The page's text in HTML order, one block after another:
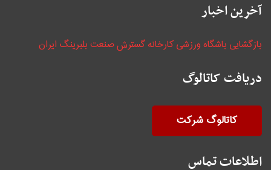
آخرین اخبار
بازگشایی باشگاه ورزشی کارخانه گسترش صنعت بلبرینگ ایران
دریافت کاتالوگ
کاتالوگ شرکت
اطلاعات تماس